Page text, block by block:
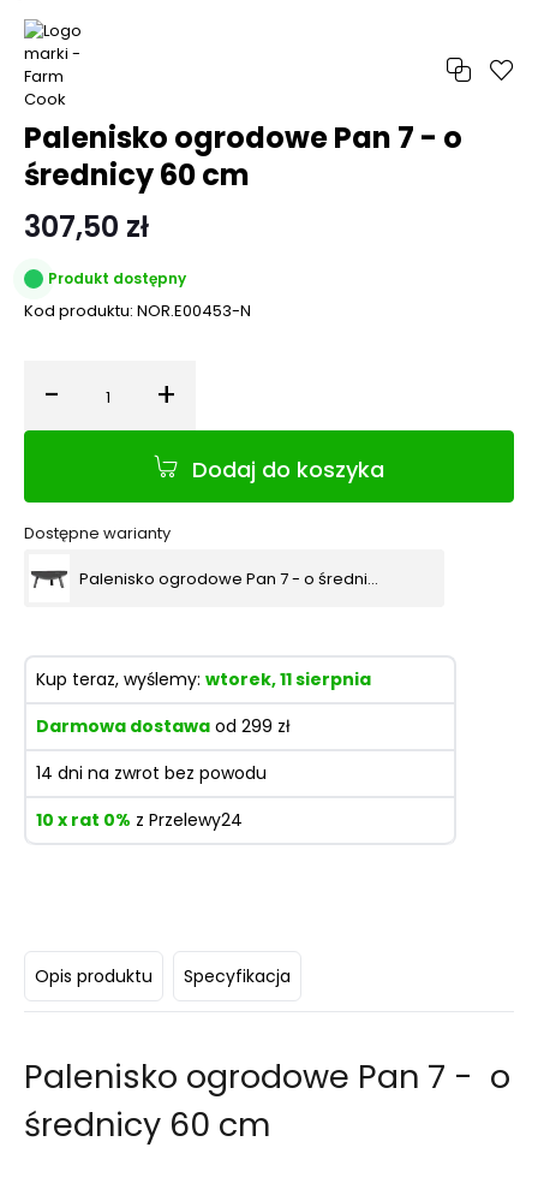
Opis produktu Specyfikacja
Palenisko ogrodowe Pan 7 - o
średnicy 60 cm
Palenisko ogrodowe Pan 7 - o
średnicy 60 cm
307,50 zł
Produkt dostępny
Kod produktu: NOR.E00453-N
- Ilość +
Dodaj do koszyka
Dostępne warianty
Palenisko ogrodowe Pan 7 - o średnicy 70 cm
Kup teraz, wyślemy: wtorek, 11 sierpnia
Darmowa dostawa od 299 zł
14 dni na zwrot bez powodu
10 x rat 0% z Przelewy24